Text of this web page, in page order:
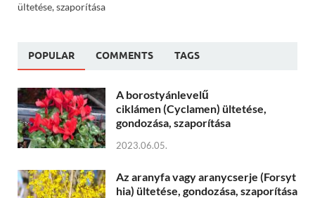
ültetése, szaporítása
POPULAR COMMENTS TAGS
A borostyánlevelű
ciklámen (Cyclamen) ültetése,
gondozása, szaporítása
2023.06.05.
Az aranyfa vagy aranycserje (Forsyt
hia) ültetése, gondozása, szaporítása